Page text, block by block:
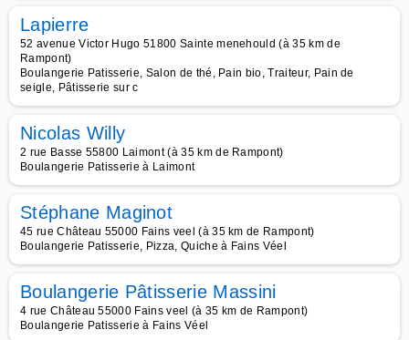
Lapierre
52 avenue Victor Hugo 51800 Sainte menehould (à 35 km de
Rampont)
Boulangerie Patisserie, Salon de thé, Pain bio, Traiteur, Pain de
seigle, Pâtisserie sur c
Nicolas Willy
2 rue Basse 55800 Laimont (à 35 km de Rampont)
Boulangerie Patisserie à Laimont
Stéphane Maginot
45 rue Château 55000 Fains veel (à 35 km de Rampont)
Boulangerie Patisserie, Pizza, Quiche à Fains Véel
Boulangerie Pâtisserie Massini
4 rue Château 55000 Fains veel (à 35 km de Rampont)
Boulangerie Patisserie à Fains Véel